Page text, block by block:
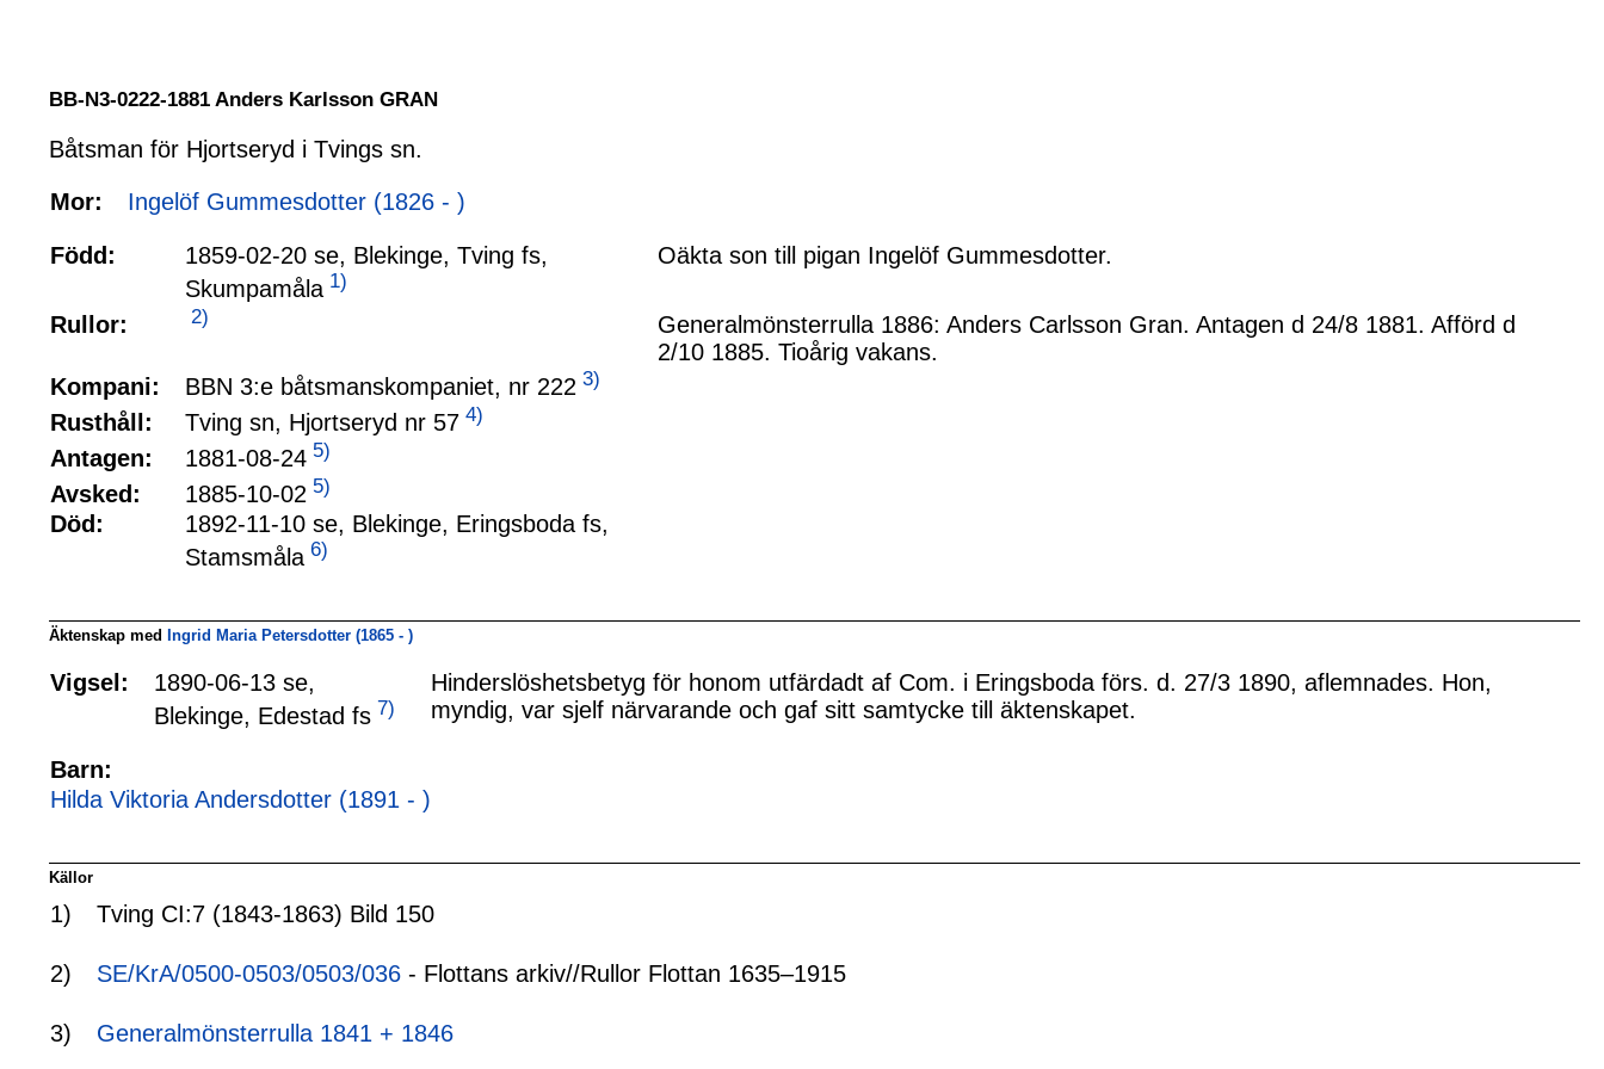
BB-N3-0222-1881 Anders Karlsson GRAN
Båtsman för Hjortseryd i Tvings sn.
Mor:
Ingelöf Gummesdotter (1826 - )
Född:
1859-02-20 se, Blekinge, Tving fs,
Skumpamåla 1)
Oäkta son till pigan Ingelöf Gummesdotter.
Rullor: 2)
Generalmönsterrulla 1886: Anders Carlsson Gran. Antagen d 24/8 1881. Afförd d
2/10 1885. Tioårig vakans.
Kompani:
BBN 3:e båtsmanskompaniet, nr 222 3)
Rusthåll: Tving sn, Hjortseryd nr 57 4)
Antagen: 1881-08-24 5)
Avsked: 1885-10-02 5)
Död:
1892-11-10 se, Blekinge, Eringsboda fs,
Stamsmåla 6)
Äktenskap med Ingrid Maria Petersdotter (1865 - )
Vigsel:
1890-06-13 se,
Blekinge, Edestad fs 7)
Hinderslöshetsbetyg för honom utfärdadt af Com. i Eringsboda förs. d. 27/3 1890, aflemnades. Hon,
myndig, var sjelf närvarande och gaf sitt samtycke till äktenskapet.
Barn:
Hilda Viktoria Andersdotter (1891 - )
Källor
1) Tving CI:7 (1843-1863) Bild 150
2) SE/KrA/0500-0503/0503/036 - Flottans arkiv//Rullor Flottan 1635–1915
3) Generalmönsterrulla 1841 + 1846